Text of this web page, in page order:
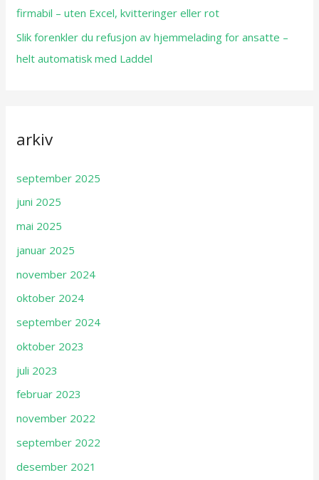
firmabil – uten Excel, kvitteringer eller rot
Slik forenkler du refusjon av hjemmelading for ansatte –
helt automatisk med Laddel
arkiv
september 2025
juni 2025
mai 2025
januar 2025
november 2024
oktober 2024
september 2024
oktober 2023
juli 2023
februar 2023
november 2022
september 2022
desember 2021